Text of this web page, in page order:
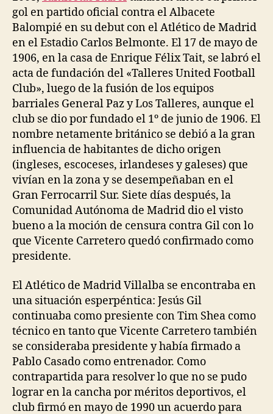
gol en partido oficial contra el Albacete
Balompié en su debut con el Atlético de Madrid
en el Estadio Carlos Belmonte. El 17 de mayo de
1906, en la casa de Enrique Félix Tait, se labró el
acta de fundación del «Talleres United Football
Club», luego de la fusión de los equipos
barriales General Paz y Los Talleres, aunque el
club se dio por fundado el 1º de junio de 1906. El
nombre netamente británico se debió a la gran
influencia de habitantes de dicho origen
(ingleses, escoceses, irlandeses y galeses) que
vivían en la zona y se desempeñaban en el
Gran Ferrocarril Sur. Siete días después, la
Comunidad Autónoma de Madrid dio el visto
bueno a la moción de censura contra Gil con lo
que Vicente Carretero quedó confirmado como
presidente.
El Atlético de Madrid Villalba se encontraba en
una situación esperpéntica: Jesús Gil
continuaba como presiente con Tim Shea como
técnico en tanto que Vicente Carretero también
se consideraba presidente y había firmado a
Pablo Casado como entrenador. Como
contrapartida para resolver lo que no se pudo
lograr en la cancha por méritos deportivos, el
club firmó en mayo de 1990 un acuerdo para